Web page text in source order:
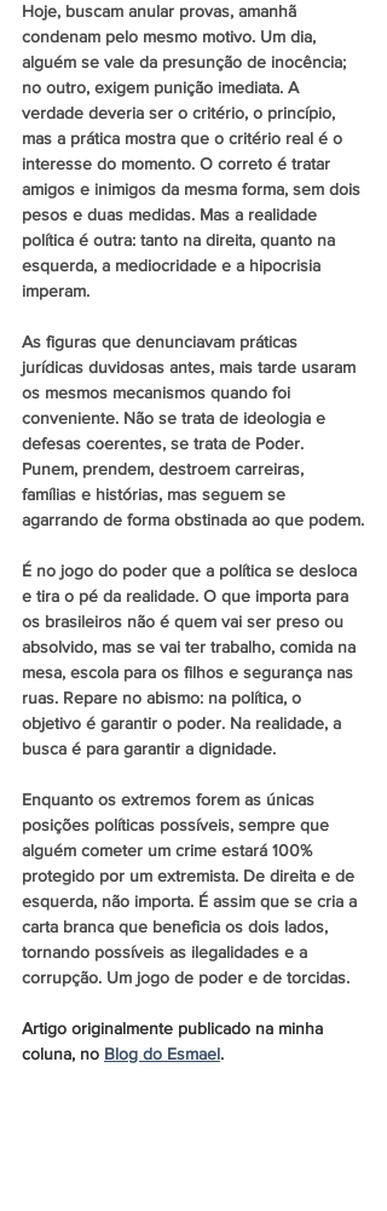
Hoje, buscam anular provas, amanhã
condenam pelo mesmo motivo. Um dia,
alguém se vale da presunção de inocência;
no outro, exigem punição imediata. A
verdade deveria ser o critério, o princípio,
mas a prática mostra que o critério real é o
interesse do momento. O correto é tratar
amigos e inimigos da mesma forma, sem dois
pesos e duas medidas. Mas a realidade
política é outra: tanto na direita, quanto na
esquerda, a mediocridade e a hipocrisia
imperam.
As figuras que denunciavam práticas
jurídicas duvidosas antes, mais tarde usaram
os mesmos mecanismos quando foi
conveniente. Não se trata de ideologia e
defesas coerentes, se trata de Poder.
Punem, prendem, destroem carreiras,
famílias e histórias, mas seguem se
agarrando de forma obstinada ao que podem.
É no jogo do poder que a política se desloca
e tira o pé da realidade. O que importa para
os brasileiros não é quem vai ser preso ou
absolvido, mas se vai ter trabalho, comida na
mesa, escola para os filhos e segurança nas
ruas. Repare no abismo: na política, o
objetivo é garantir o poder. Na realidade, a
busca é para garantir a dignidade.
Enquanto os extremos forem as únicas
posições políticas possíveis, sempre que
alguém cometer um crime estará 100%
protegido por um extremista. De direita e de
esquerda, não importa. É assim que se cria a
carta branca que beneficia os dois lados,
tornando possíveis as ilegalidades e a
corrupção. Um jogo de poder e de torcidas.
Artigo originalmente publicado na minha
coluna, no Blog do Esmael.